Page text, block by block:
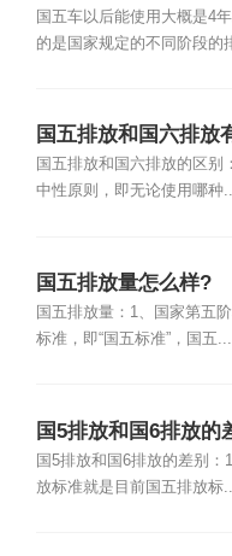
国五车以后能使用大概是4
的是国家规定的不同阶段的
国五排放和国六排放
国五排放和国六排放的区别
中性原则，即无论使用哪种
国五排放量怎么样?
国五排放量：1、国家第五
标准，即“国五标准”，国五...
国5排放和国6排放的
国5排放和国6排放的差别：
放标准就是目前国五排放标